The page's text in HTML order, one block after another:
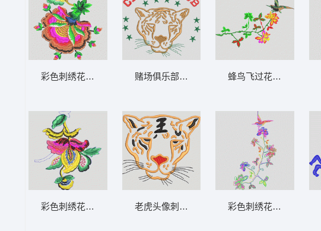
彩色刺绣花卉图案 靓花
彩色刺绣花卉图案 靓花
赌场俱乐部徽章设计 豹
老虎头像刺绣图案 豹
蜂鸟飞过花枝 鸟
彩色刺绣花鸟图案 鸟